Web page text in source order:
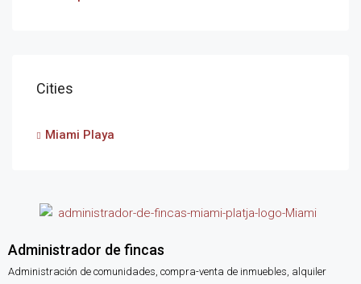
Cities
Miami Playa
Administrador de fincas
Administración de comunidades, compra-venta de inmuebles, alquiler